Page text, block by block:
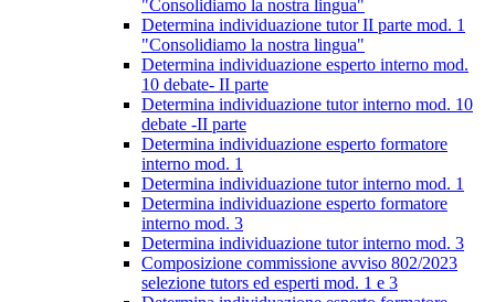
"Consolidiamo la nostra lingua"
Determina individuazione tutor II parte mod. 1
"Consolidiamo la nostra lingua"
Determina individuazione esperto interno mod.
10 debate- II parte
Determina individuazione tutor interno mod. 10
debate -II parte
Determina individuazione esperto formatore
interno mod. 1
Determina individuazione tutor interno mod. 1
Determina individuazione esperto formatore
interno mod. 3
Determina individuazione tutor interno mod. 3
Composizione commissione avviso 802/2023
selezione tutors ed esperti mod. 1 e 3